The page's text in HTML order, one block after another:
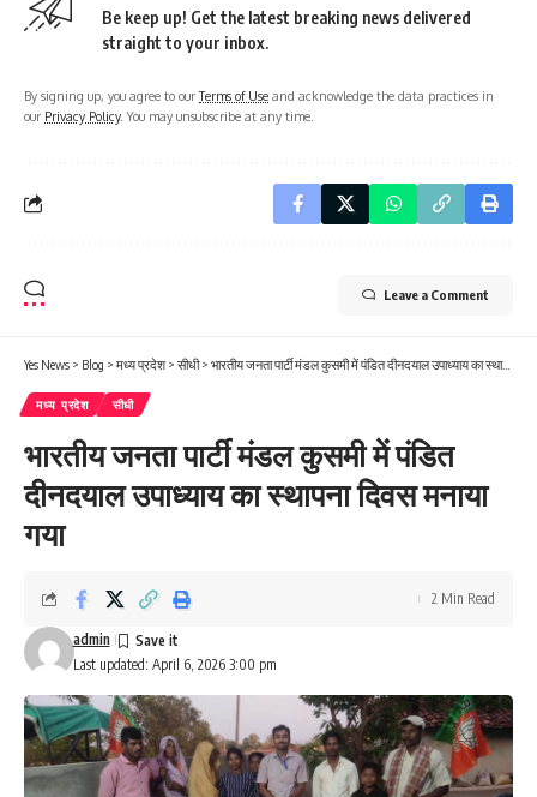
Be keep up! Get the latest breaking news delivered
straight to your inbox.
By signing up, you agree to ourTerms of Use and acknowledge the data practices in
our Privacy Policy. You may unsubscribe at any time.
Leave a Comment
Yes News > Blog > मध्य प्रदेश> सीधी> भारतीय जनता पार्टी मंडल कुसमी में पंडित दीनदयाल उपाध्याय का स्थापना दिवस मनाया गया
मध्य प्रदेश सीधी
भारतीय जनता पार्टी मंडल कुसमी में पंडित
दीनदयाल उपाध्याय का स्थापना दिवस मनाया
गया
Last updated: April 6, 2026 3:00 pm
admin
2 Min Read